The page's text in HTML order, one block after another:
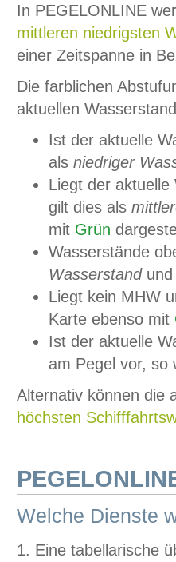
In PEGELONLINE
mittleren niedrigsten
einer Zeitspanne in
Die farblichen
aktuellen
Ist der aktuelle
als niedriger
Liegt der
gilt dies als
mit Grün
Wasserstände
Wasserstandund
Liegt kein MHW
Karte ebenso mit
Ist der aktuelle
am Pegel vor,
Alternativ können die
höchsten
Welche Dienste
1. Eine tabellarische